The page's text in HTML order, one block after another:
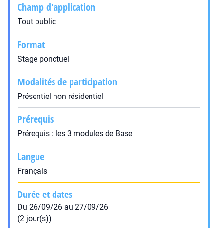
Champ d'application
Tout public
Format
Stage ponctuel
Modalités de participation
Présentiel non résidentiel
Prérequis
Prérequis : les 3 modules de Base
Langue
Français
Durée et dates
Du 26/09/26 au 27/09/26
(2 jour(s))